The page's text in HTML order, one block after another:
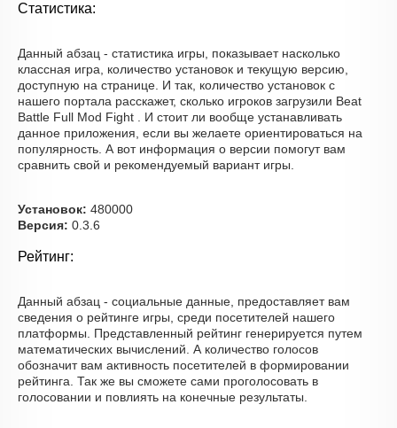
Статистика:
Данный абзац - статистика игры, показывает насколько
классная игра, количество установок и текущую версию,
доступную на странице. И так, количество установок с
нашего портала расскажет, сколько игроков загрузили Beat
Battle Full Mod Fight . И стоит ли вообще устанавливать
данное приложения, если вы желаете ориентироваться на
популярность. А вот информация о версии помогут вам
сравнить свой и рекомендуемый вариант игры.
Установок: 480000
Версия: 0.3.6
Рейтинг:
Данный абзац - социальные данные, предоставляет вам
сведения о рейтинге игры, среди посетителей нашего
платформы. Представленный рейтинг генерируется путем
математических вычислений. А количество голосов
обозначит вам активность посетителей в формировании
рейтинга. Так же вы сможете сами проголосовать в
голосовании и повлиять на конечные результаты.